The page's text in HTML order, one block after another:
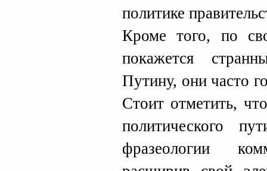
политике
Кроме того, по
покажется
Путину, они часто
Стоит отметить,
политического
фразеологии